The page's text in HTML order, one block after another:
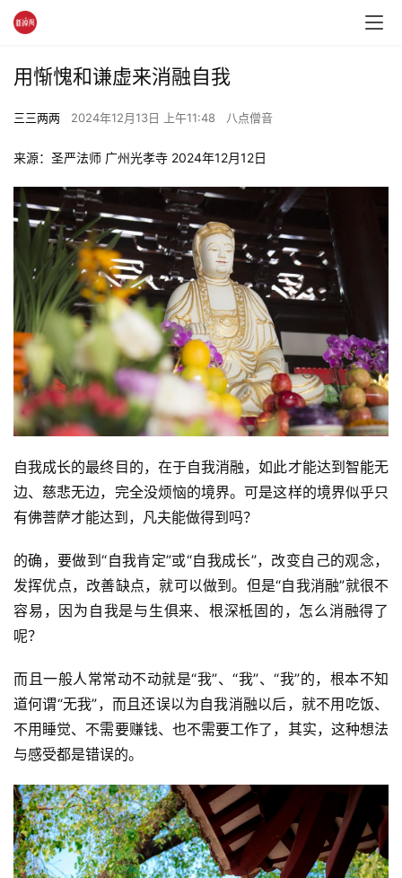
用惭愧和谦虚来消融自我
三三两两 2024年12月13日 上午11:48 八点僧音
来源：圣严法师 广州光孝寺 2024年12月12日
自我成长的最终目的，在于自我消融，如此才能达到智能无
边、慈悲无边，完全没烦恼的境界。可是这样的境界似乎只
有佛菩萨才能达到，凡夫能做得到吗？
的确，要做到“自我肯定”或“自我成长”，改变自己的观念，
发挥优点，改善缺点，就可以做到。但是“自我消融”就很不
容易，因为自我是与生俱来、根深柢固的，怎么消融得了
呢？
而且一般人常常动不动就是“我”、“我”、“我”的，根本不知
道何谓“无我”，而且还误以为自我消融以后，就不用吃饭、
不用睡觉、不需要赚钱、也不需要工作了，其实，这种想法
与感受都是错误的。